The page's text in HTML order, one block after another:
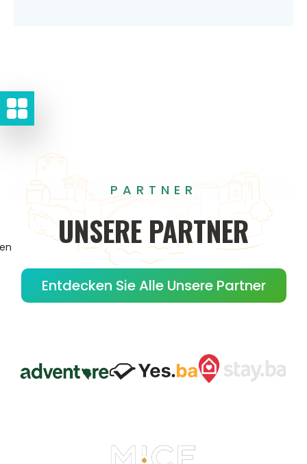
PARTNER
UNSERE PARTNER
Entdecken Sie Alle Unsere Partner